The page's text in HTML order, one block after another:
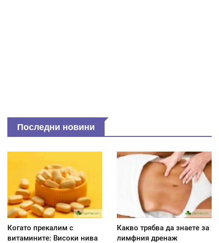
Последни новини
Когато прекалим с
витамините: Високи нива
Какво трябва да знаете за
лимфния дренаж